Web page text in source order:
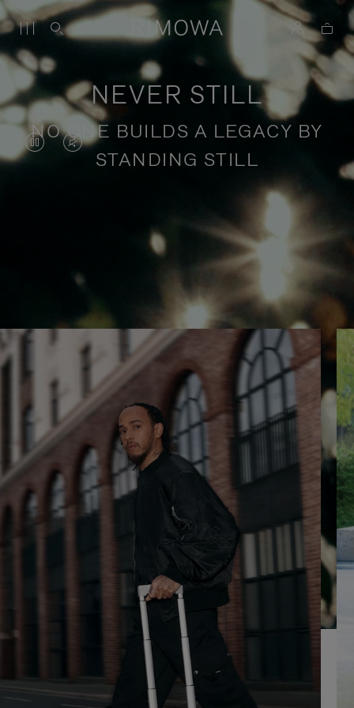
NEVER STILL
NO ONE BUILDS A LEGACY BY
STANDING STILL
DAS
ANGEHALTEN,
BITTE
SIE,
UM
ES
ABZUSPIELEN.
VIDEO
STUMMGESCHALTET,
KLICKEN
ZUM
AUFHEBEN
DER
STUMMSCHALTUNG
Geschichten über inspirierende
Reisen